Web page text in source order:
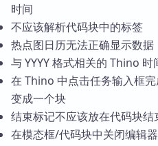
时间
不应该解析代码块中的标签
热点图日历无法正确显示数据
与 YYYY 格式相关的 Thino 时
在 Thino 中点击任务输入框
变成一个块
结束标记不应该放在代码块结
在模态框/代码块中关闭编辑